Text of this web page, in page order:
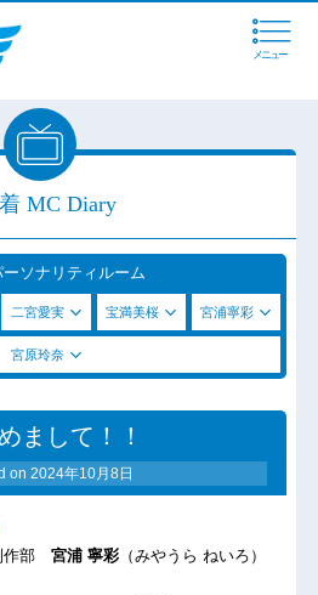
メニュー
MC Diary
ーソナリティルーム
二宮愛実 宝満美桜 宮浦寧彩
宮原玲奈
まして！！
on 2024年10月8日
作部 宮浦 寧彩（みやうら ねいろ）